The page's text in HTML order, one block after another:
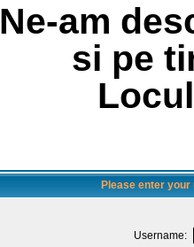
Ne-am
si pe
Please enter
Username: